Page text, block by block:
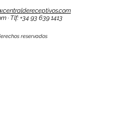
· Tlf: +34 93 639 1413
reservados